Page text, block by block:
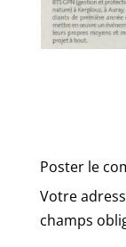
Poster le
Votre
champs